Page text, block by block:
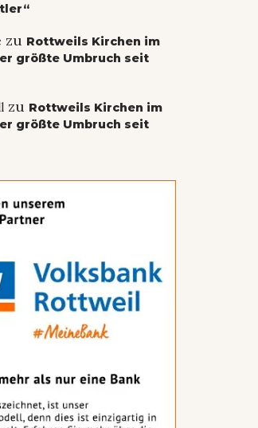
zu Rottweils Kirchen im
größte Umbruch seit
zu Rottweils Kirchen im
größte Umbruch seit